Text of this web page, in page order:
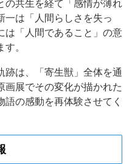
の共生を経て「感情が薄れ
一は「人間らしさを失っ
は「人間であること」の意
。
跡は、「寄生獣」全体を通
画展でその変化が描かれた
の感動を再体験させてく